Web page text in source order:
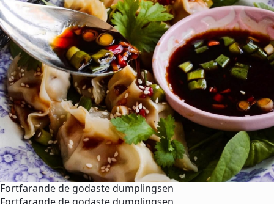
Fortfarande de godaste dumplingsen